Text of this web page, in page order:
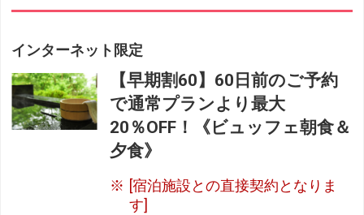
インターネット限定
【早期割60】60日前のご予約
で通常プランより最大
20％OFF！《ビュッフェ朝食＆
夕食》
[宿泊施設との直接契約となりま
す]